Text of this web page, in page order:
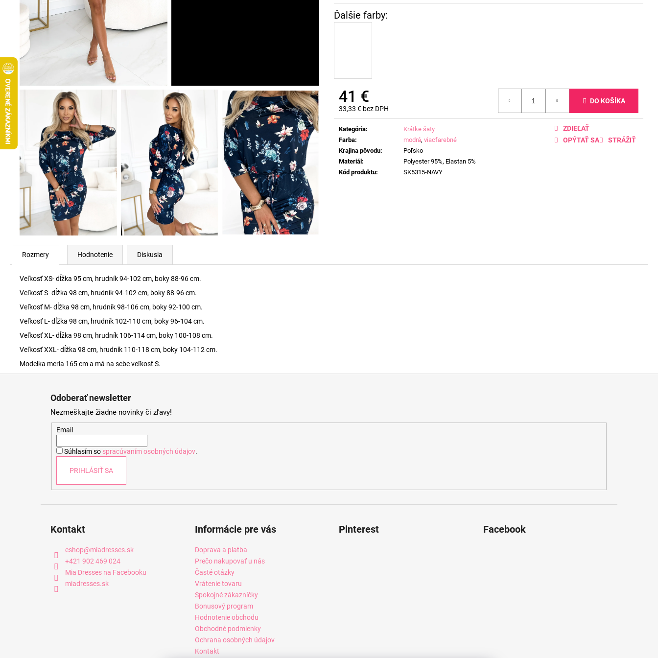
41 €
33,33 € bez DPH
Jednotková
cena:
DO KOŠÍKA
Kategória:
Krátke šaty
Farba: modrá, viacfarebné
Krajina pôvodu:
Poľsko
Materiál:
Polyester 95%, Elastan 5%
Kód produktu: SK5315-NAVY
OPÝTAŤ SA STRÁŽIŤ
ZDIEĽAŤ
Rozmery Hodnotenie Diskusia
Veľkosť XS- dĺžka 95 cm, hrudník 94-102 cm, boky 88-96 cm.
Veľkosť S- dĺžka 98 cm, hrudník 94-102 cm, boky 88-96 cm.
Veľkosť M- dĺžka 98 cm, hrudník 98-106 cm, boky 92-100 cm.
Veľkosť L- dĺžka 98 cm, hrudník 102-110 cm, boky 96-104 cm.
Veľkosť XL- dĺžka 98 cm, hrudník 106-114 cm, boky 100-108 cm.
Veľkosť XXL- dĺžka 98 cm, hrudník 110-118 cm, boky 104-112 cm.
Modelka meria 165 cm a má na sebe veľkosť S.
Odoberať newsletter
Nezmeškajte žiadne novinky či zľavy!
Email
Súhlasím so spracúvaním osobných údajov.
PRIHLÁSIŤ SA
Kontakt
eshop@miadresses.sk
+421 902 469 024
Mia Dresses na Facebooku
miadresses.sk
Informácie pre vás
Doprava a platba
Prečo nakupovať u nás
Časté otázky
Vrátenie tovaru
Spokojné zákazníčky
Bonusový program
Hodnotenie obchodu
Obchodné podmienky
Ochrana osobných údajov
Kontakt
Pinterest Facebook